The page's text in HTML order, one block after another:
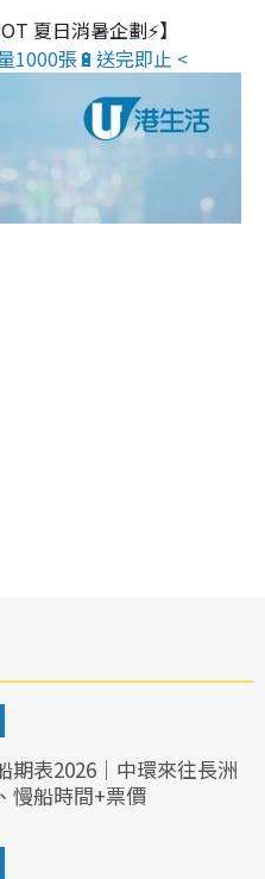
夏日消暑企劃⚡】
1000張🔋送完即止 <
期表2026｜中環來往長洲
慢船時間+票價